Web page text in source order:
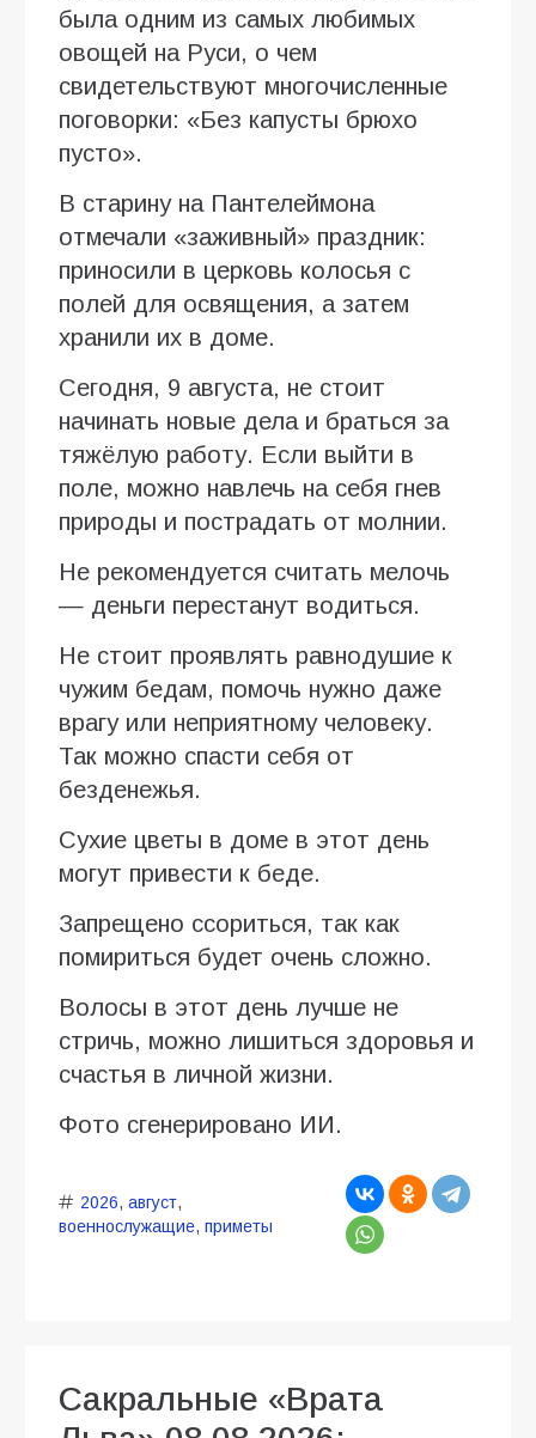
была одним из самых любимых
овощей на Руси, о чем
свидетельствуют многочисленные
поговорки: «Без капусты брюхо
пусто».
В старину на Пантелеймона
отмечали «заживный» праздник:
приносили в церковь колосья с
полей для освящения, а затем
хранили их в доме.
Сегодня, 9 августа, не стоит
начинать новые дела и браться за
тяжёлую работу. Если выйти в
поле, можно навлечь на себя гнев
природы и пострадать от молнии.
Не рекомендуется считать мелочь
— деньги перестанут водиться.
Не стоит проявлять равнодушие к
чужим бедам, помочь нужно даже
врагу или неприятному человеку.
Так можно спасти себя от
безденежья.
Сухие цветы в доме в этот день
могут привести к беде.
Запрещено ссориться, так как
помириться будет очень сложно.
Волосы в этот день лучше не
стричь, можно лишиться здоровья и
счастья в личной жизни.
Фото сгенерировано ИИ.
2026, август,
военнослужащие, приметы
Сакральные «Врата